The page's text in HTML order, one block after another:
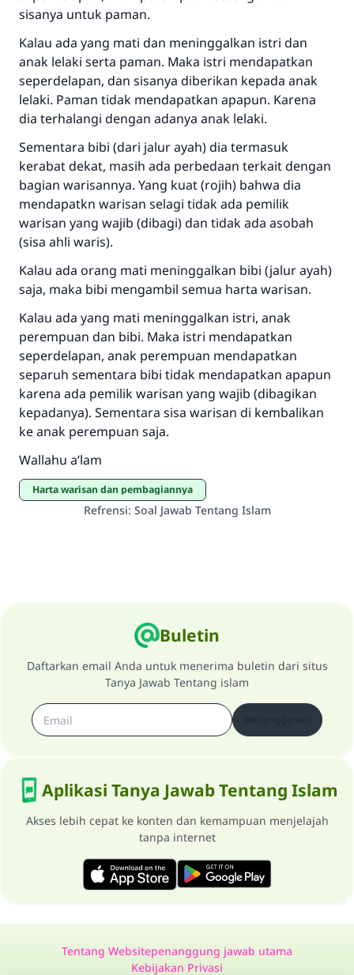
sisanya untuk paman.
Kalau ada yang mati dan meninggalkan istri dan
anak lelaki serta paman. Maka istri mendapatkan
seperdelapan, dan sisanya diberikan kepada anak
lelaki. Paman tidak mendapatkan apapun. Karena
dia terhalangi dengan adanya anak lelaki.
Sementara bibi (dari jalur ayah) dia termasuk
kerabat dekat, masih ada perbedaan terkait dengan
bagian warisannya. Yang kuat (rojih) bahwa dia
mendapatkn warisan selagi tidak ada pemilik
warisan yang wajib (dibagi) dan tidak ada asobah
(sisa ahli waris).
Kalau ada orang mati meninggalkan bibi (jalur ayah)
saja, maka bibi mengambil semua harta warisan.
Kalau ada yang mati meninggalkan istri, anak
perempuan dan bibi. Maka istri mendapatkan
seperdelapan, anak perempuan mendapatkan
separuh sementara bibi tidak mendapatkan apapun
karena ada pemilik warisan yang wajib (dibagikan
kepadanya). Sementara sisa warisan di kembalikan
ke anak perempuan saja.
Wallahu a’lam
Harta warisan dan pembagiannya
Refrensi: Soal Jawab Tentang Islam
Buletin
Daftarkan email Anda untuk menerima buletin dari situs
Tanya Jawab Tentang islam
Aplikasi Tanya Jawab Tentang Islam
Akses lebih cepat ke konten dan kemampuan menjelajah
tanpa internet
Tentang Websitepenanggung jawab utama
Kebijakan Privasi
Jawaban no. 110845
menyelamatkan pernikahan.
Bantu kami dalam memberikan jawaban untuk umat
Rasulullah ﷺ bersabda
"Siapa yang menunjukkan suatu kebaikan,
meka dia akan mendapatkan pahala yang
sama dengan orang yang melakukannya"
MUSLIM, 1893
Saham